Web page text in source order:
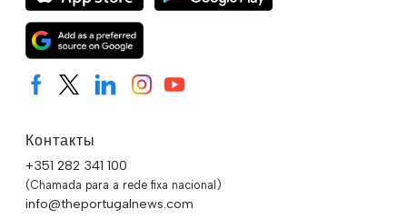
Контакты
+351 282 341 100
(Chamada para a rede fixa nacional)
info@theportugalnews.com